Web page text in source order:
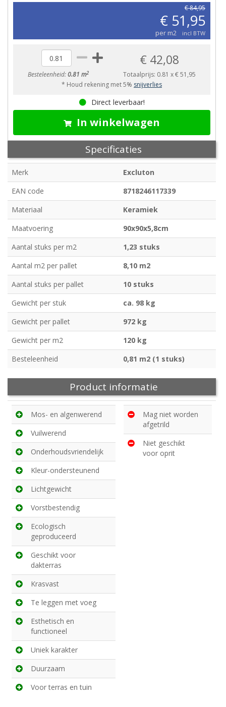
€ 84,95
€ 51,95
per m2 incl BTW
Besteleenheid:0.81 m2
€ 42,08
Totaalprijs: 0.81 x€ 51,95
* Houd rekening met 5% snijverlies
Direct leverbaar!
In winkelwagen
Specificaties
Merk
Excluton
EAN code
8718246117339
Materiaal
Keramiek
Maatvoering
90x90x5,8cm
Aantal stuks per m2
1,23 stuks
Aantal m2 per pallet
8,10 m2
Aantal stuks per pallet
10 stuks
Gewicht per stuk
ca. 98 kg
Gewicht per pallet
972 kg
Gewicht per m2
120 kg
Besteleenheid
0,81 m2 (1 stuks)
Product informatie
Mos- en algenwerend
Vuilwerend
Onderhoudsvriendelijk
Kleur-ondersteunend
Lichtgewicht
Vorstbestendig
Ecologisch
geproduceerd
Geschikt voor
dakterras
Krasvast
Te leggen met voeg
Esthetisch en
functioneel
Uniek karakter
Duurzaam
Voor terras en tuin
Mag niet worden
afgetrild
Niet geschikt
voor oprit